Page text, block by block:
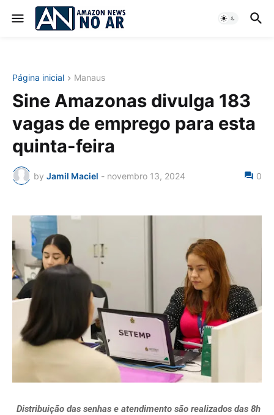
Página inicial Manaus
Sine Amazonas divulga 183
vagas de emprego para esta
quinta-feira
by Jamil Maciel - novembro 13, 2024 0
Distribuição das senhas e atendimento são realizados das 8h